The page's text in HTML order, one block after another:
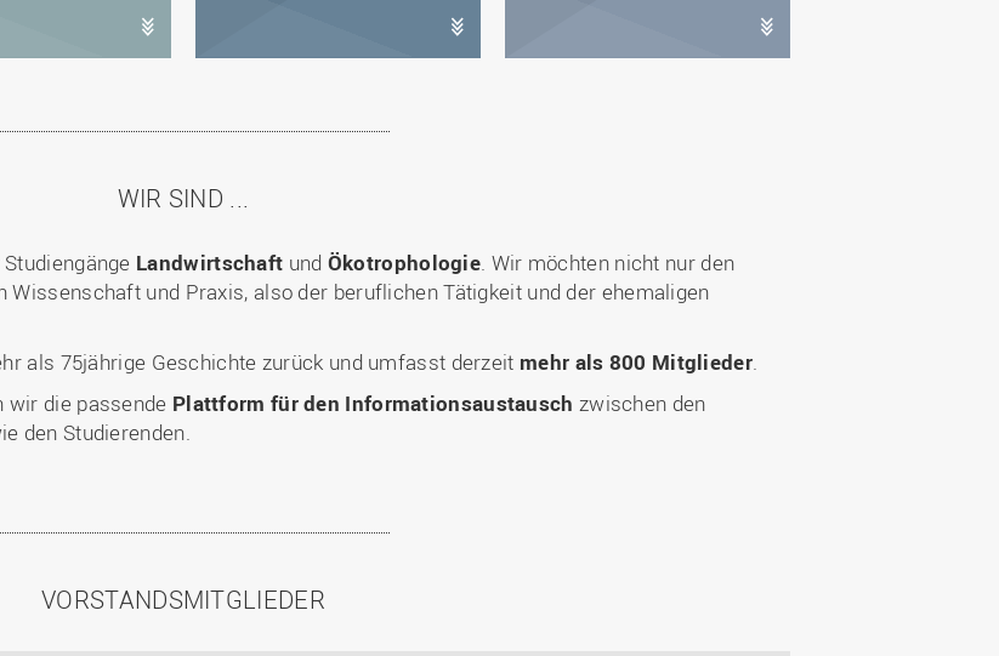
WIR SIND ...
Landwirtschaft und Ökotrophologie. Wir möchten nicht nur den
Wissenschaft und Praxis, also der beruflichen Tätigkeit und der ehemaligen
als 75jährige Geschichte zurück und umfasst derzeit mehr als 800 Mitglieder.
wir die passende Plattform für den Informationsaustausch zwischen den
den Studierenden.
VORSTANDSMITGLIEDER